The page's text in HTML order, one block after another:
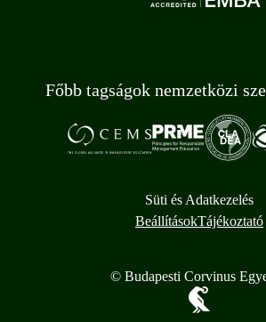
Főbb tagságok nemzetközi
Süti és Adatkezelés
BeállításokTájékoztató
© Budapesti Corvinus